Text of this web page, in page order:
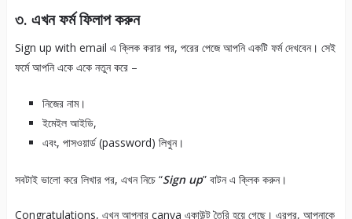
৩. এখন ফর্ম ফিলাপ করুন
Sign up with email এ ক্লিক করার পর, পরের পেজে আপনি একটি ফর্ম দেখবেন। সেই
ফর্মে আপনি একে একে নতুন করে –
নিজের নাম।
ইমেইল আইডি,
এবং, পাসওয়ার্ড (password) লিখুন।
সবটাই ভালো করে লিখার পর, এখন নিচে “Sign up” বাটন এ ক্লিক করুন।
Congratulations, এখন আপনার canva একাউন্ট তৈরি হয়ে গেছে। এরপর, আপনাকে